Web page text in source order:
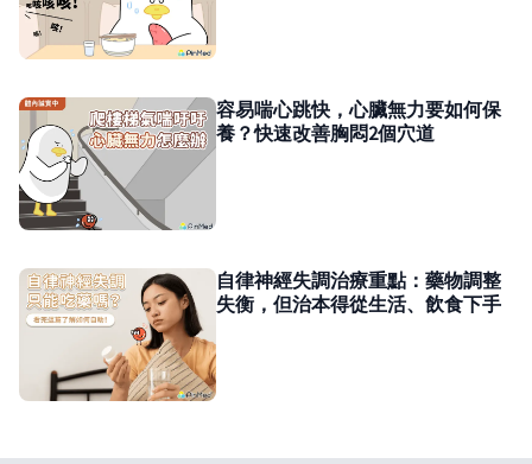
容易喘心跳快，心臟無力要如何保
養？快速改善胸悶2個穴道
自律神經失調治療重點：藥物調整
失衡，但治本得從生活、飲食下手